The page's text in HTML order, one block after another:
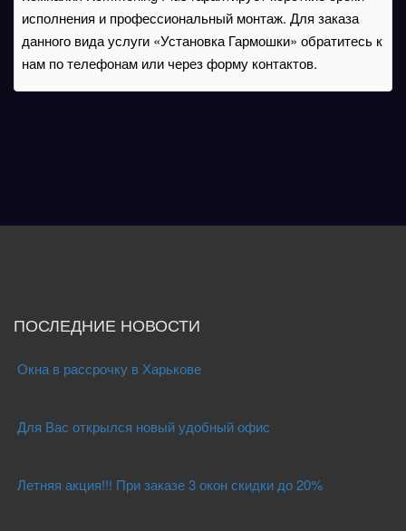
исполнения и профессиональный монтаж. Для заказа
данного вида услуги «Установка Гармошки» обратитесь к
нам по телефонам или через форму контактов.
ПОСЛЕДНИЕ НОВОСТИ
Окна в рассрочку в Харькове
Для Вас открылся новый удобный офис
Летняя акция!!! При заказе 3 окон скидки до 20%